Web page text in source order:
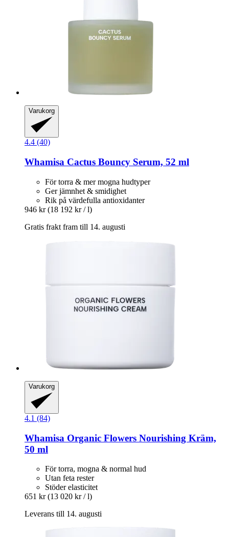
Varukorg
4.4 (40)
Whamisa Cactus Bouncy Serum, 52 ml
För torra & mer mogna hudtyper
Ger jämnhet & smidighet
Rik på värdefulla antioxidanter
946 kr (18 192 kr / l)
Gratis frakt fram till 14. augusti
Varukorg
4.1 (84)
Whamisa Organic Flowers Nourishing Kräm,
50 ml
För torra, mogna & normal hud
Utan feta rester
Stöder elasticitet
651 kr (13 020 kr / l)
Leverans till 14. augusti